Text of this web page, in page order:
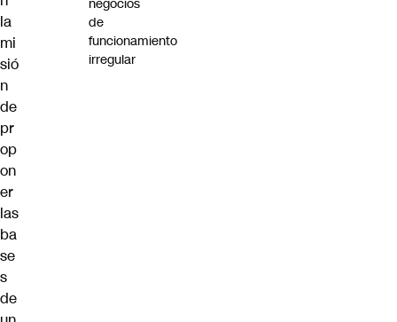
la
mi
sió
n
de
pr
op
on
er
las
ba
se
s
de
negocios
de
funcionamiento
irregular